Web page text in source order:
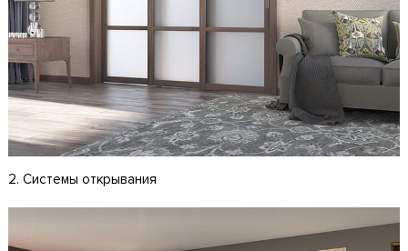
2. Системы открывания